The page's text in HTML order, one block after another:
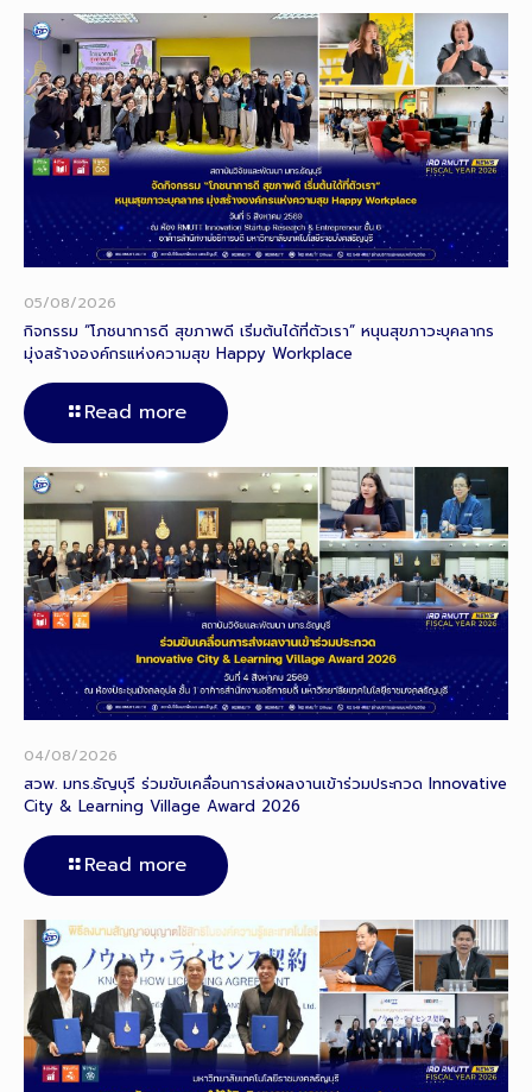
05/08/2026
กิจกรรม “โภชนาการดี สุขภาพดี เริ่มต้นได้ที่ตัวเรา” หนุนสุขภาวะบุคลากร
มุ่งสร้างองค์กรแห่งความสุข Happy Workplace
Read more
04/08/2026
สวพ. มทร.ธัญบุรี ร่วมขับเคลื่อนการส่งผลงานเข้าร่วมประกวด Innovative
City & Learning Village Award 2026
Read more